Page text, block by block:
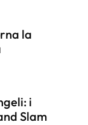
la
i
Slam